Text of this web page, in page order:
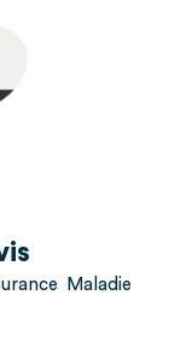
Maladie